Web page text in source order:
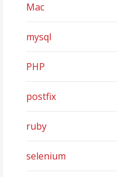
Mac
mysql
PHP
postfix
ruby
selenium